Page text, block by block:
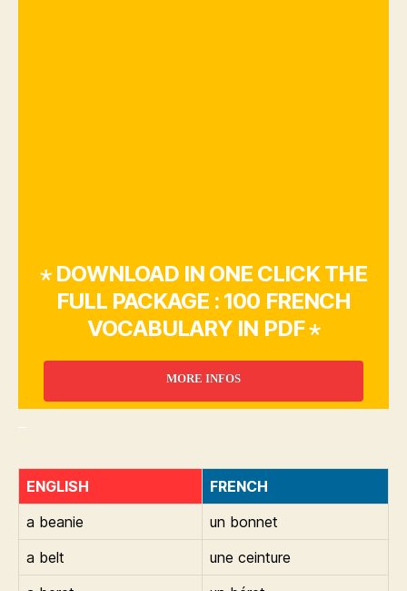
⋆ DOWNLOAD IN ONE CLICK THE
FULL PACKAGE : 100 FRENCH
VOCABULARY IN PDF ⋆
MORE INFOS
ENGLISH
FRENCH
a beanie
un bonnet
a belt
une ceinture